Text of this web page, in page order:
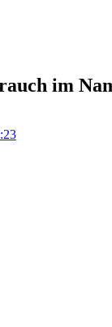
im